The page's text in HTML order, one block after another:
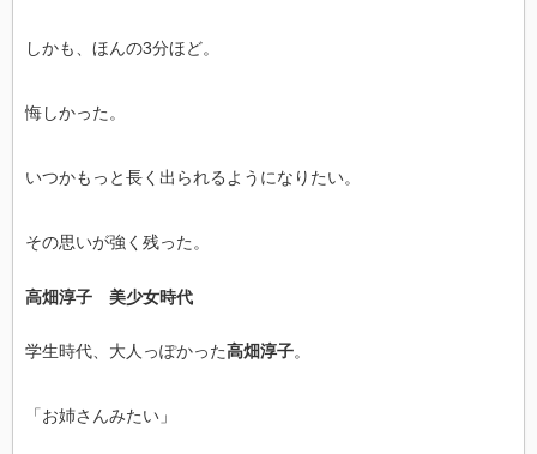
しかも、ほんの3分ほど。
悔しかった。
いつかもっと長く出られるようになりたい。
その思いが強く残った。
高畑淳子 美少女時代
学生時代、大人っぽかった高畑淳子。
「お姉さんみたい」